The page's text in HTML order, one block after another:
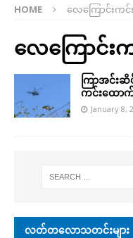
HOME လေကြောင်းက
လေကြောင်း
ကြာအင်းဆိ
ကင်းထောက်
January 8,
လတ်တလောသတင်းများ